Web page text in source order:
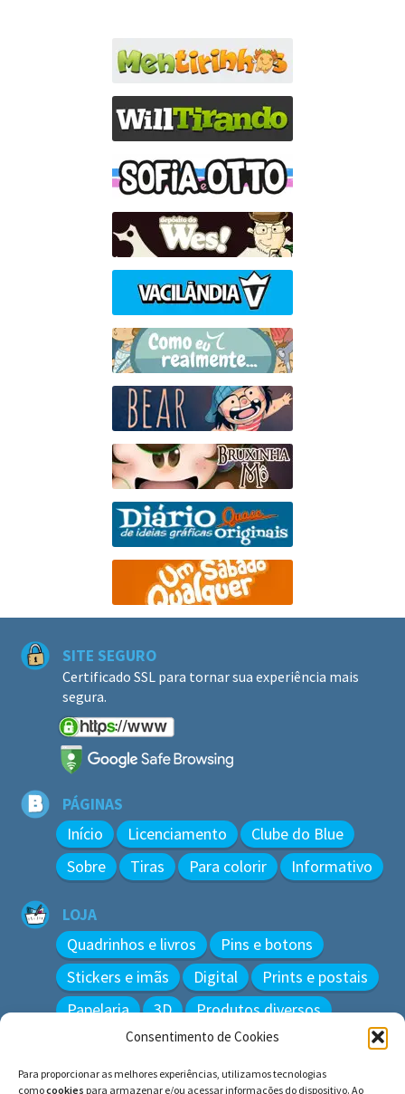
Consentimento de Cookies
Para proporcionar as melhores experiências, utilizamos tecnologias
comocookies para armazenar e/ou acessar informações do dispositivo. Ao
SITE SEGURO
Certificado SSL para tornar sua experiência mais
segura.
PÁGINAS
Início Licenciamento
Clube do Blue
Sobre
Tiras Para colorir Informativo
LOJA
Quadrinhos e livros
Pins e botons
Stickers e imãs
Digital
Prints e postais
Papelaria
3D Produtos diversos
Pesquisar